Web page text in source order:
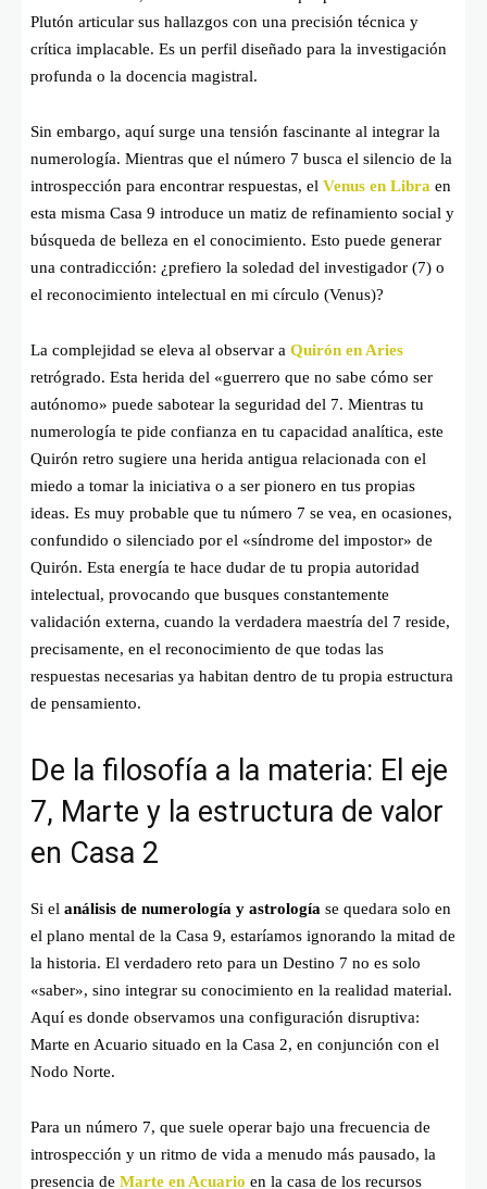
Plutón articular sus hallazgos con una precisión técnica y
crítica implacable. Es un perfil diseñado para la investigación
profunda o la docencia magistral.
Sin embargo, aquí surge una tensión fascinante al integrar la
numerología. Mientras que el número 7 busca el silencio de la
introspección para encontrar respuestas, el Venus en Libra en
esta misma Casa 9 introduce un matiz de refinamiento social y
búsqueda de belleza en el conocimiento. Esto puede generar
una contradicción: ¿prefiero la soledad del investigador (7) o
el reconocimiento intelectual en mi círculo (Venus)?
La complejidad se eleva al observar a Quirón en Aries
retrógrado. Esta herida del «guerrero que no sabe cómo ser
autónomo» puede sabotear la seguridad del 7. Mientras tu
numerología te pide confianza en tu capacidad analítica, este
Quirón retro sugiere una herida antigua relacionada con el
miedo a tomar la iniciativa o a ser pionero en tus propias
ideas. Es muy probable que tu número 7 se vea, en ocasiones,
confundido o silenciado por el «síndrome del impostor» de
Quirón. Esta energía te hace dudar de tu propia autoridad
intelectual, provocando que busques constantemente
validación externa, cuando la verdadera maestría del 7 reside,
precisamente, en el reconocimiento de que todas las
respuestas necesarias ya habitan dentro de tu propia estructura
de pensamiento.
De la filosofía a la materia: El eje
7, Marte y la estructura de valor
en Casa 2
Si el análisis de numerología y astrología se quedara solo en
el plano mental de la Casa 9, estaríamos ignorando la mitad de
la historia. El verdadero reto para un Destino 7 no es solo
«saber», sino integrar su conocimiento en la realidad material.
Aquí es donde observamos una configuración disruptiva:
Marte en Acuario situado en la Casa 2, en conjunción con el
Nodo Norte.
Para un número 7, que suele operar bajo una frecuencia de
introspección y un ritmo de vida a menudo más pausado, la
presencia de Marte en Acuario en la casa de los recursos